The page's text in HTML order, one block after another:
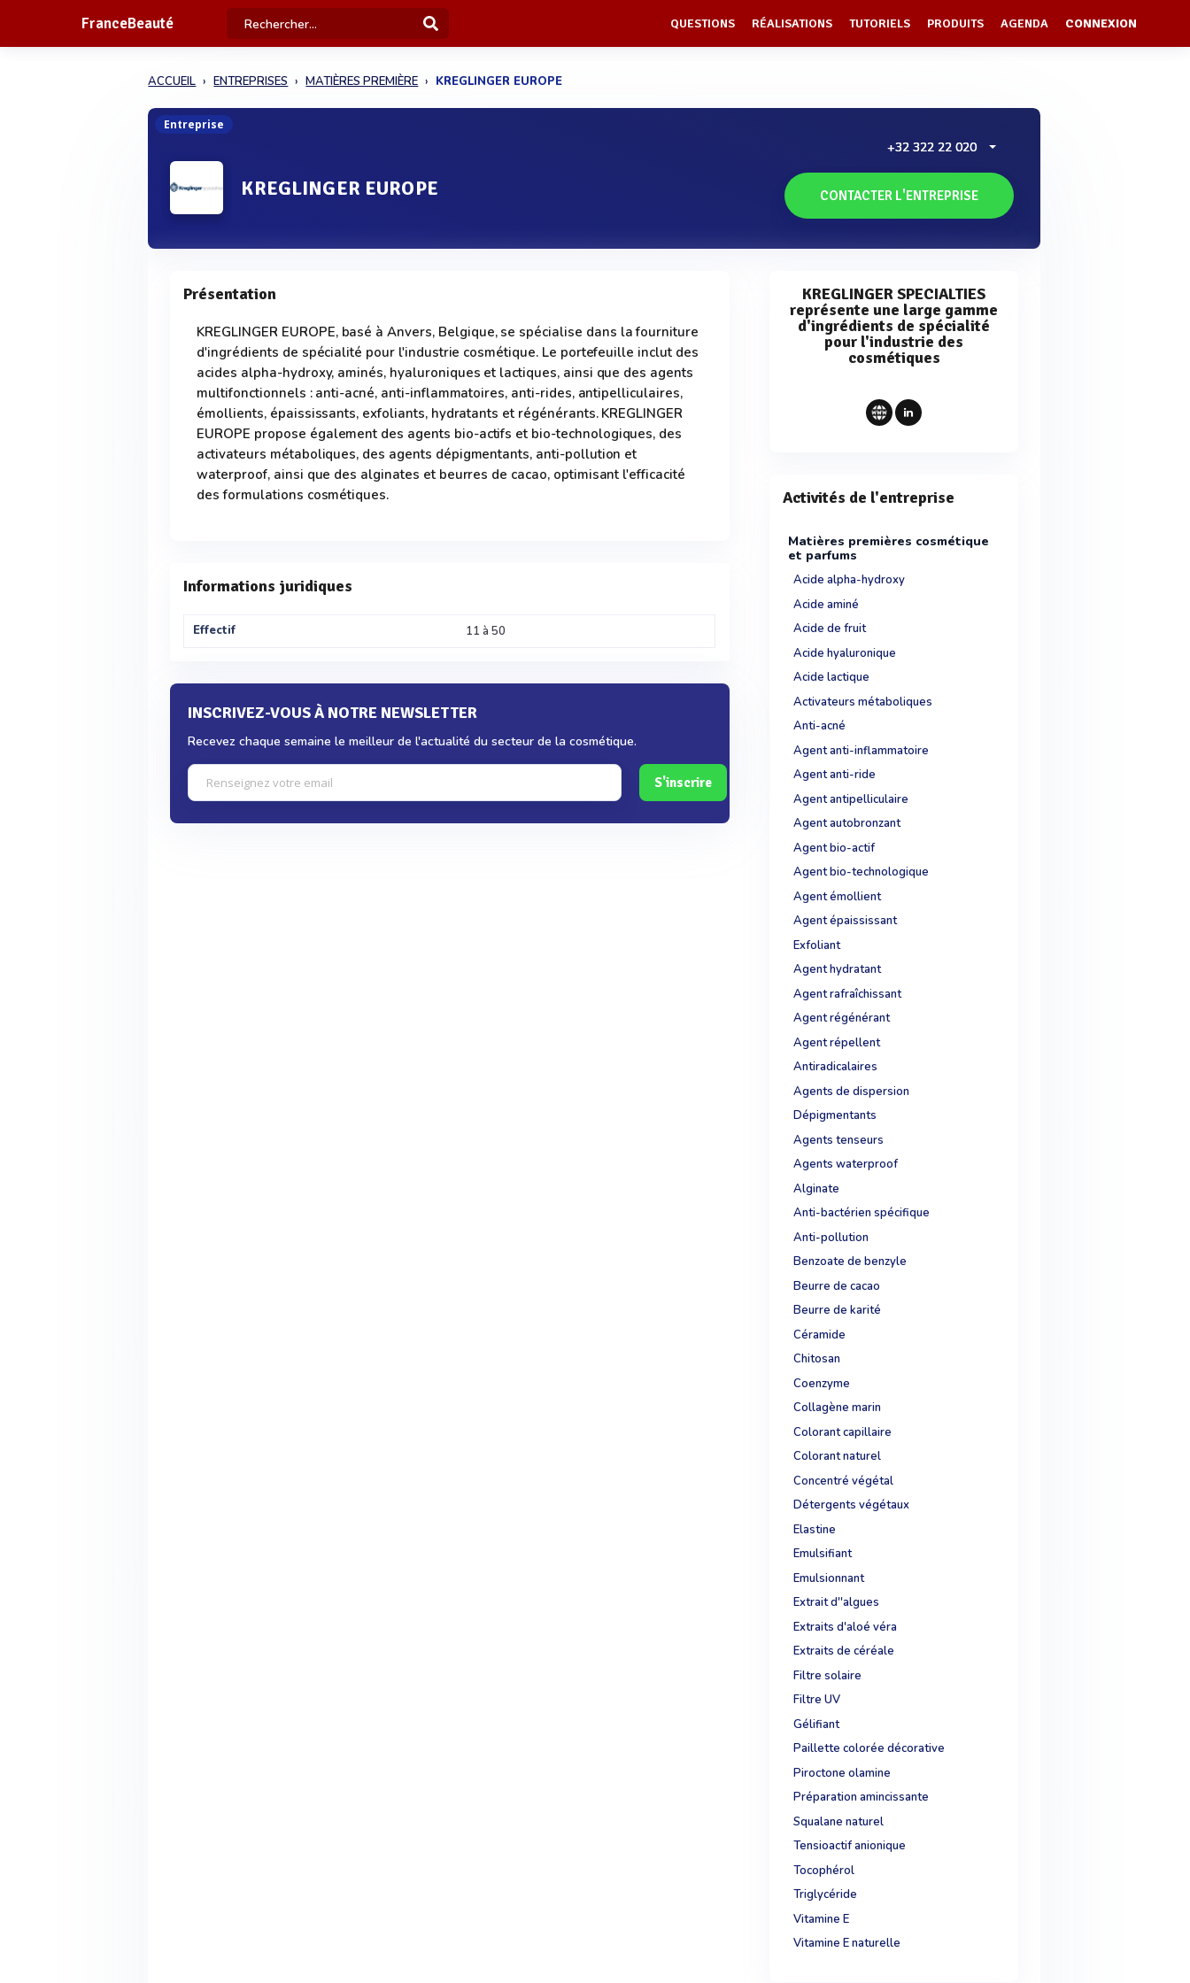
FranceBeauté QUESTIONS RÉALISATIONS TUTORIELS PRODUITS AGENDA CONNEXION
ACCUEIL ENTREPRISES MATIÈRES PREMIÈRE KREGLINGER EUROPE
Entreprise
KREGLINGER EUROPE
+32 322 22 020
CONTACTER L'ENTREPRISE
Présentation
KREGLINGER EUROPE, basé à Anvers, Belgique, se spécialise dans la fourniture
d'ingrédients de spécialité pour l'industrie cosmétique. Le portefeuille inclut des
acides alpha-hydroxy, aminés, hyaluroniques et lactiques, ainsi que des agents
multifonctionnels : anti-acné, anti-inflammatoires, anti-rides, antipelliculaires,
émollients, épaississants, exfoliants, hydratants et régénérants. KREGLINGER
EUROPE propose également des agents bio-actifs et bio-technologiques, des
activateurs métaboliques, des agents dépigmentants, anti-pollution et
waterproof, ainsi que des alginates et beurres de cacao, optimisant l'efficacité
des formulations cosmétiques.
Informations juridiques
Effectif 11 à 50
INSCRIVEZ-VOUS À NOTRE NEWSLETTER
Recevez chaque semaine le meilleur de l'actualité du secteur de la cosmétique.
S'inscrire
KREGLINGER SPECIALTIES
représente une large gamme
d'ingrédients de spécialité
pour l'industrie des
cosmétiques
Activités de l'entreprise
Matières premières cosmétique
et parfums
Acide alpha-hydroxy
Acide aminé
Acide de fruit
Acide hyaluronique
Acide lactique
Activateurs métaboliques
Anti-acné
Agent anti-inflammatoire
Agent anti-ride
Agent antipelliculaire
Agent autobronzant
Agent bio-actif
Agent bio-technologique
Agent émollient
Agent épaississant
Exfoliant
Agent hydratant
Agent rafraîchissant
Agent régénérant
Agent répellent
Antiradicalaires
Agents de dispersion
Dépigmentants
Agents tenseurs
Agents waterproof
Alginate
Anti-bactérien spécifique
Anti-pollution
Benzoate de benzyle
Beurre de cacao
Beurre de karité
Céramide
Chitosan
Coenzyme
Collagène marin
Colorant capillaire
Colorant naturel
Concentré végétal
Détergents végétaux
Elastine
Emulsifiant
Emulsionnant
Extrait d''algues
Extraits d'aloé véra
Extraits de céréale
Filtre solaire
Filtre UV
Gélifiant
Paillette colorée décorative
Piroctone olamine
Préparation amincissante
Squalane naturel
Tensioactif anionique
Tocophérol
Triglycéride
Vitamine E
Vitamine E naturelle